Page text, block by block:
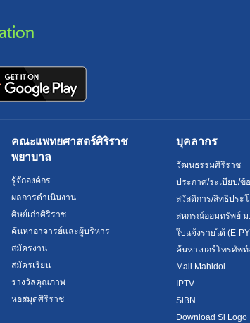
คณะแพทยศาสตร์ศิริราช
พยาบาล
รู้จักองค์กร
ผลการดำเนินงาน
ศิษย์เก่าศิริราช
ค้นหาอาจารย์และผู้บริหาร
สมัครงาน
สมัครเรียน
รางวัลคุณภาพ
หอสมุดศิริราช
บุคลากร
วัฒนธรรมศิริราช
ประกาศ/ระเบียบ/ข้
สวัสดิการ/สิทธิประ
สหกรณ์ออมทรัพย์
ใบแจ้งรายได้ (E-
ค้นหาเบอร์โทรศัพ
Mail Mahidol
IPTV
SiBN
Download Si Logo